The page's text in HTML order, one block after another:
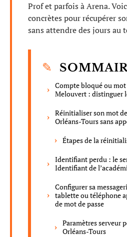
Prof et parfois à Arena.
concrètes pour récupérer
sans attendre des jours au
Compte bloqué ou
Melouvert : distinguer
Réinitialiser son mot
Orléans-Tours sans
Étapes de la
Identifiant perdu : le
Identifiant de
Configurer sa
tablette ou téléphone
de mot de passe
Paramètres serveur
Orléans-Tours